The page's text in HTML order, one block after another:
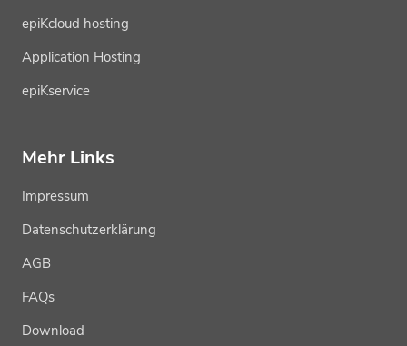
epiKcloud hosting
Application Hosting
epiKservice
Mehr Links
Impressum
Datenschutzerklärung
AGB
FAQs
Download